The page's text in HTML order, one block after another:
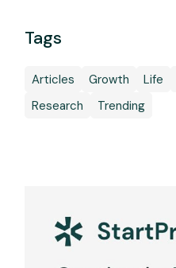
Tags
Articles Growth Life
Research
Trending